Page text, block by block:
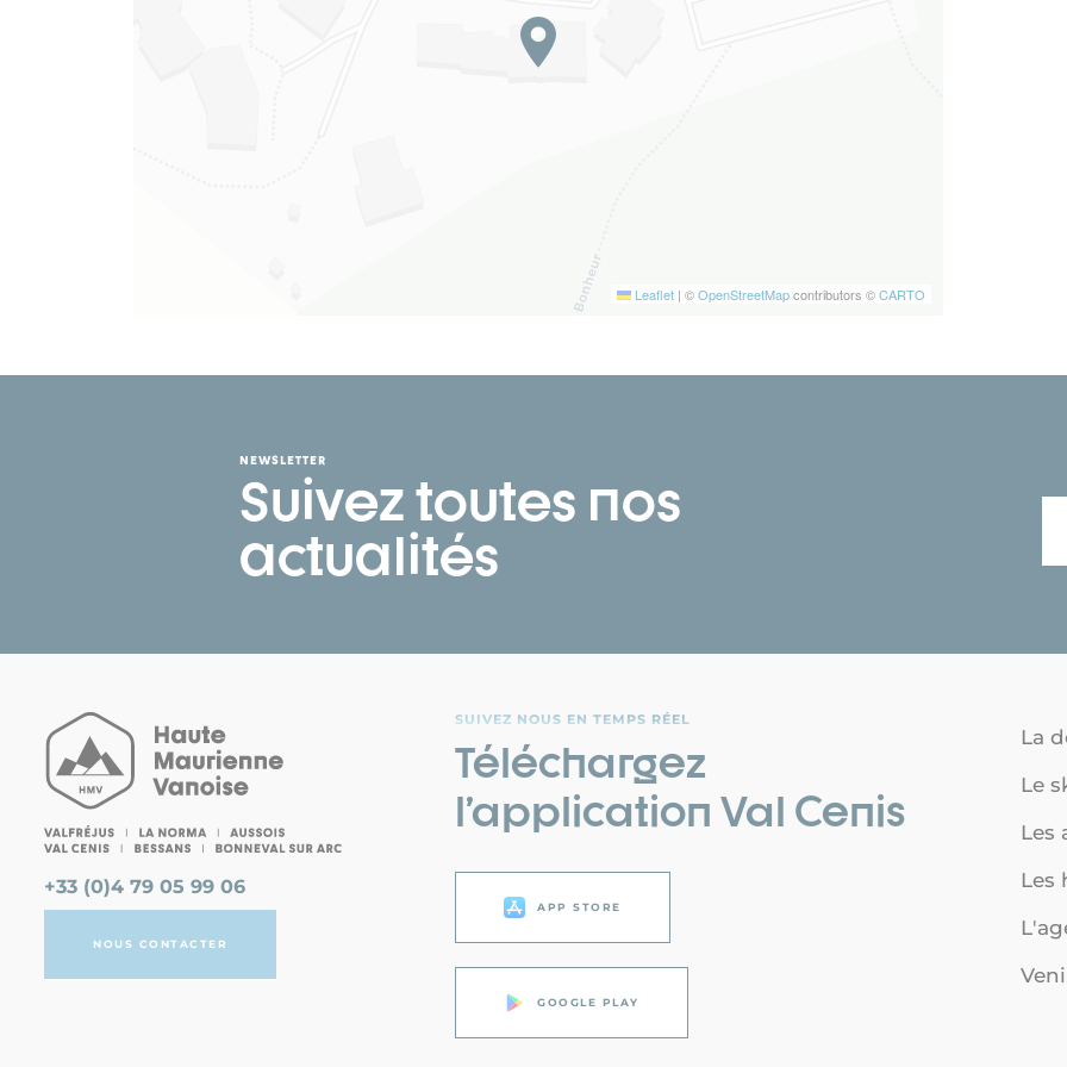
Leaflet | ©OpenStreetMapcontributors ©CARTO
NEWSLETTER
Suivez toutes nos
actualités
+33 (0)4 79 05 99 06
NOUS CONTACTER
SUIVEZ NOUS EN TEMPS RÉEL
Téléchargez
l’application Val Cenis
APP STORE
GOOGLE PLAY
La
Le
Les
Les